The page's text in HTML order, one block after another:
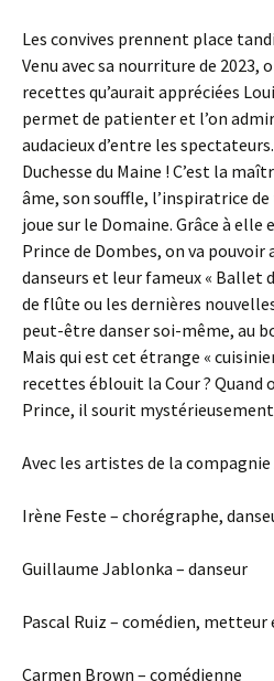
Les convives prennent place
Venu avec sa nourriture de 2023,
recettes qu’aurait appréciées
permet de patienter et l’on
audacieux d’entre les
Duchesse du Maine ! C’est la
âme, son souffle, l’inspiratrice
joue sur le Domaine. Grâce à elle
Prince de Dombes, on va
danseurs et leur fameux « Ballet
de flûte ou les dernières
peut-être danser soi-même, au
Mais qui est cet étrange «
recettes éblouit la Cour ? Quand
Prince, il sourit
Avec les artistes de la compagnie
Irène Feste – chorégraphe,
Guillaume Jablonka – danseur
Pascal Ruiz – comédien, metteur
Carmen Brown – comédienne